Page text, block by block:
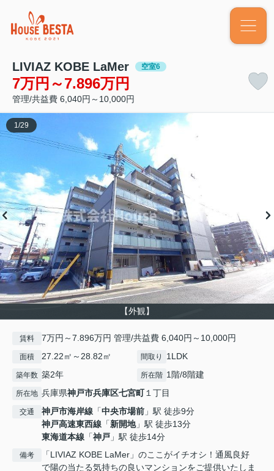
LIVIAZ KOBE LaMer 空室6
7万円～7.896万円
管理/共益費 6,040円～10,000円
【外観】
1 /29
賃料 7万円～7.896万円 管理/共益費 6,040円～10,000円
面積 27.22㎡～28.82㎡ 間取り 1LDK
築年数 築2年 所在階 1階/8階建
所在地 兵庫県神戸市兵庫区七宮町１丁目
交通 神戸市海岸線 「中央市場前 」駅 徒歩9分
神戸高速東西線 「新開地」駅 徒歩13分
東海道本線 「神戸 」駅 徒歩14分
備考
「LIVIAZ KOBE LaMer」のここがイチオシ！通風良好
で陽の当たる気持ちの良いマンションをご提供いたしま